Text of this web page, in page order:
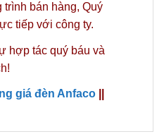
bán hàng, Quý
tiếp với công ty.
hợp tác quý báu và
giá đèn Anfaco